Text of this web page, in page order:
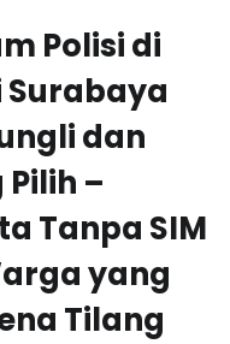
Polisi di
Surabaya
dan
–
Tanpa SIM
yang
Tilang